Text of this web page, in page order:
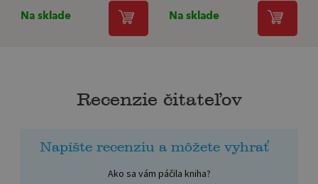
Na sklade Na sklade
Recenzie čitateľov
Napíšte recenziu a môžete vyhrať
Ako sa vám páčila kniha?